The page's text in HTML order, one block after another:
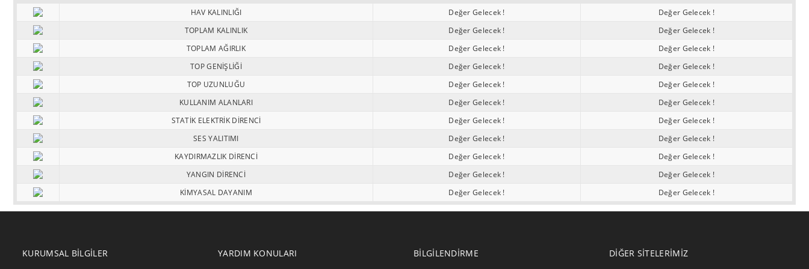
HAV KALINLIĞI
Değer Gelecek !
Değer Gelecek !
TOPLAM KALINLIK
Değer Gelecek !
Değer Gelecek !
TOPLAM AĞIRLIK
Değer Gelecek !
Değer Gelecek !
TOP GENİŞLİĞİ
Değer Gelecek !
Değer Gelecek !
TOP UZUNLUĞU
Değer Gelecek !
Değer Gelecek !
KULLANIM ALANLARI
Değer Gelecek !
Değer Gelecek !
STATİK ELEKTRİK DİRENCİ
Değer Gelecek !
Değer Gelecek !
SES YALITIMI
Değer Gelecek !
Değer Gelecek !
KAYDIRMAZLIK DİRENCİ
Değer Gelecek !
Değer Gelecek !
YANGIN DİRENCİ
Değer Gelecek !
Değer Gelecek !
KİMYASAL DAYANIM
Değer Gelecek ! Değer Gelecek !
KURUMSAL BILGILER YARDIM KONULARI BILGILENDIRME DIĞER SITELERIMIZ